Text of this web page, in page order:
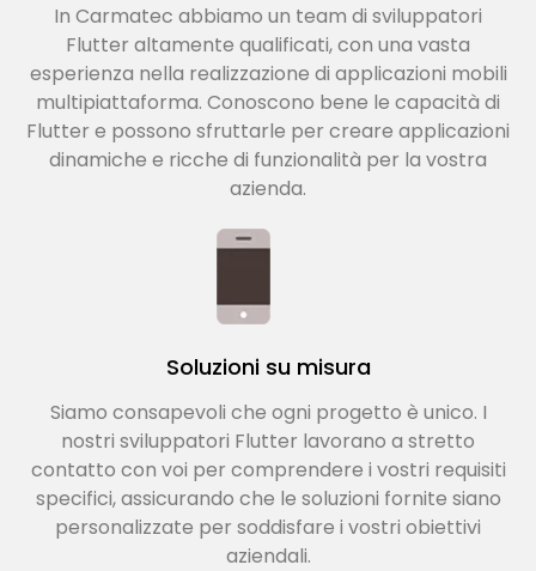
In Carmatec abbiamo un team di sviluppatori
Flutter altamente qualificati, con una vasta
esperienza nella realizzazione di applicazioni mobili
multipiattaforma. Conoscono bene le capacità di
Flutter e possono sfruttarle per creare applicazioni
dinamiche e ricche di funzionalità per la vostra
azienda.
Soluzioni su misura
Siamo consapevoli che ogni progetto è unico. I
nostri sviluppatori Flutter lavorano a stretto
contatto con voi per comprendere i vostri requisiti
specifici, assicurando che le soluzioni fornite siano
personalizzate per soddisfare i vostri obiettivi
aziendali.